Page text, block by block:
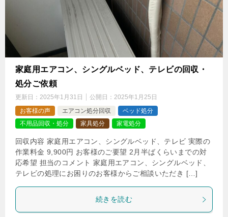
家庭用エアコン、シングルベッド、テレビの回収・
処分ご依頼
更新日： 2025年1月31日 公開日： 2025年1月25日
お客様の声
エアコン処分回収
ベッド処分
不用品回収・処分
家具処分 家電処分
回収内容 家庭用エアコン、シングルベッド、テレビ 実際の
作業料金 9,900円 お客様のご要望 2月半ばくらいまでの対
応希望 担当のコメント 家庭用エアコン、シングルベッド、
テレビの処理にお困りのお客様からご相談いただき […]
続きを読む